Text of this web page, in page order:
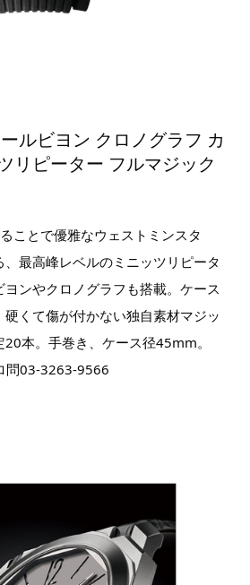
ルビヨン クロノグラフ カ
リピーター フルマジック
ことで優雅なウェストミンスタ
最高峰レベルのミニッツリピータ
ンやクロノグラフも搭載。ケース
くて傷が付かない独自素材マジッ
本。手巻き、ケース径45mm。
問03-3263-9566